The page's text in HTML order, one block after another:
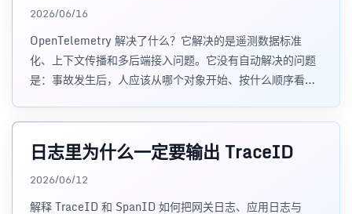
2026/06/16
OpenTelemetry 解决了什么？它解决的是遥测数据标准
化、上下文传播和多后端接入问题。它没有自动解决的问题
是：事故发生后，人应该从哪个对象开始、按什么顺序看指
日志里为什么一定要输出 TraceID
2026/06/12
解释 TraceID 和 SpanID 如何把网关日志、应用日志与